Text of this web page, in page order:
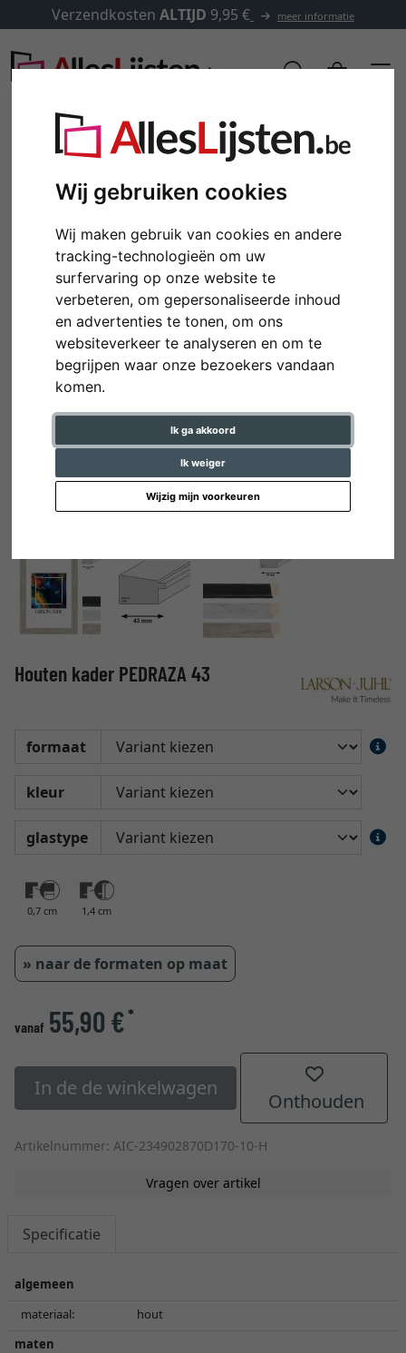
Wij gebruiken cookies
Wij maken gebruik van cookies en andere
tracking-technologieën om uw
surfervaring op onze website te
verbeteren, om gepersonaliseerde inhoud
en advertenties te tonen, om ons
websiteverkeer te analyseren en om te
begrijpen waar onze bezoekers vandaan
komen.
Ik ga akkoord
Ik weiger
Wijzig mijn voorkeuren
Verzendkosten ALTIJD 9,95 € meer informatie
Terug
Houten kader PEDRAZA 43
formaat
kleur
glastype
0,7 cm 1,4 cm
» naar de formaten op maat
vanaf 55,90 €*
In de de winkelwagen
Onthouden
Artikelnummer: AIC-234902870D170-10-H
Vragen over artikel
Specificatie
algemeen
materiaal:
hout
maten